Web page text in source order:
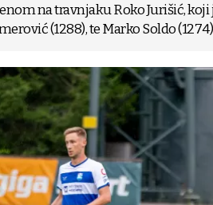
na travnjaku Roko Jurišić, koji
(1288), te Marko Soldo